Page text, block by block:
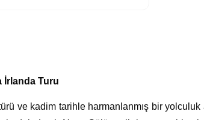
İrlanda Turu
ve kadim tarihle harmanlanmış bir